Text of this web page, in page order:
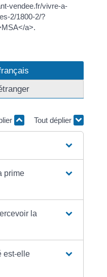
vendee.fr/vivre-a-
2/1800-2/?
a>.
Tout déplier
prime
la
est-elle